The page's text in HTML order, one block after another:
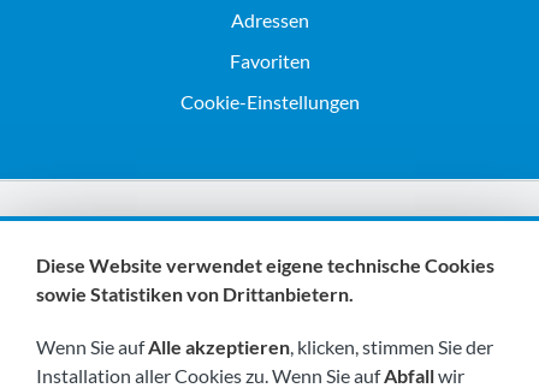
Adressen
Favoriten
Cookie-Einstellungen
Wir sind Mitglieder von:
Diese Website verwendet eigene technische Cookies
sowie Statistiken von Drittanbietern.
Wenn Sie aufAlle akzeptieren, klicken, stimmen Sie der
Installation aller Cookies zu. Wenn Sie aufAbfallwir